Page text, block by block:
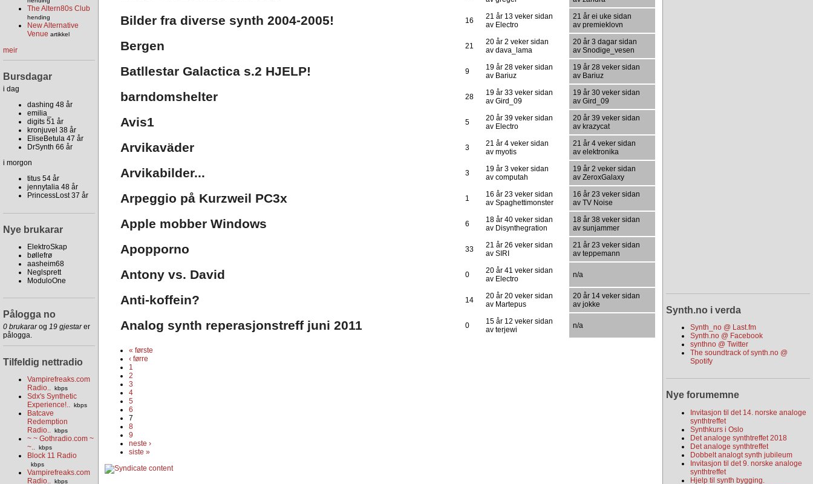
The Altern80s Club
hending
New Alternative
Venue artikkel
meir
Bursdagar
i dag
dashing 48 år
emilia_
digits 51 år
kronjuvel 38 år
EliseBetula 47 år
DrSynth 66 år
i morgon
titus 54 år
jennytalia 48 år
PrincessLost 37 år
Nye brukarar
ElektroSkap
bøllefrø
aasheim68
Neglsprett
ModuloOne
Pålogga no
0 brukararog 19 gjestarer
pålogga.
Tilfeldig nettradio
Vampirefreaks.com
Radio.. kbps
Sdx's Synthetic
Experience!.. kbps
Batcave
Redemption
Radio.. kbps
~ ~ Gothradio.com ~
~.. kbps
Block 11 Radio
kbps
Vampirefreaks.com
Radio.. kbps
Bilder fra diverse synth 2004-2005! 16
21 år 13 veker sidan
av Electro
21 år ei uke sidan
av premieklovn
Bergen 21
20 år 2 veker sidan
av dava_lama
20 år 3 dagar sidan
av Snodige_vesen
Batllestar Galactica s.2 HJELP! 9
19 år 28 veker sidan
av Bariuz
19 år 28 veker sidan
av Bariuz
barndomshelter 28
19 år 33 veker sidan
av Gird_09
19 år 30 veker sidan
av Gird_09
Avis1 5
20 år 39 veker sidan
av Electro
20 år 39 veker sidan
av krazycat
Arvikaväder 3
21 år 4 veker sidan
av myotis
21 år 4 veker sidan
av elektronika
Arvikabilder... 3
19 år 3 veker sidan
av computah
19 år 2 veker sidan
av ZeroxGalaxy
Arpeggio på Kurzweil PC3x 1
16 år 23 veker sidan
av Spaghettimonster
16 år 23 veker sidan
av TV Noise
Apple mobber Windows 6
18 år 40 veker sidan
av Disynthegration
18 år 38 veker sidan
av sunjammer
Apopporno 33
21 år 26 veker sidan
av SIRI
21 år 23 veker sidan
av teppemann
Antony vs. David 0
20 år 41 veker sidan
av Electro
n/a
Anti-koffein? 14
20 år 20 veker sidan
av Martepus
20 år 14 veker sidan
av jokke
Analog synth reperasjonstreff juni 2011 0
15 år 12 veker sidan
av terjewi
n/a
« første
‹ førre
1
2
3
4
5
6
7
8
9
neste ›
siste »
Synth.no i verda
Synth_no @ Last.fm
Synth.no @ Facebook
synthno @ Twitter
The soundtrack of synth.no @
Spotify
Nye forumemne
Invitasjon til det 14. norske analoge
synthtreffet
Synthkurs i Oslo
Det analoge synthtreffet 2018
Det analoge synthtreffet
Dobbelt analogt synth jubileum
Invitasjon til det 9. norske analoge
synthtreffet
Hjelp til synth bygging.